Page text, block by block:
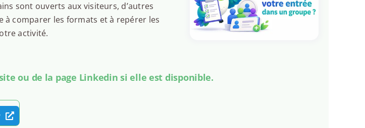
sont ouverts aux visiteurs, d’autres
comparer les formats et à repérer les
activité.
ou de la page Linkedin si elle est disponible.